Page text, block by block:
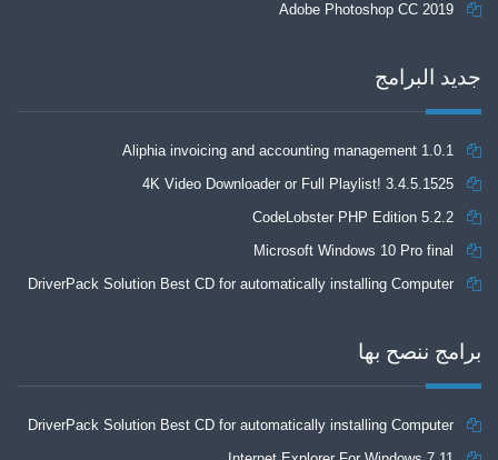
Adobe Photoshop CC 2019
جديد البرامج
Aliphia invoicing and accounting management 1.0.1
4K Video Downloader or Full Playlist! 3.4.5.1525
CodeLobster PHP Edition 5.2.2
Microsoft Windows 10 Pro final
DriverPack Solution Best CD for automatically installing Computer
برامج ننصح بها
DriverPack Solution Best CD for automatically installing Computer